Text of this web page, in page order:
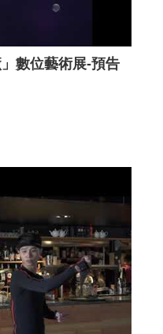
數位藝術展-預告